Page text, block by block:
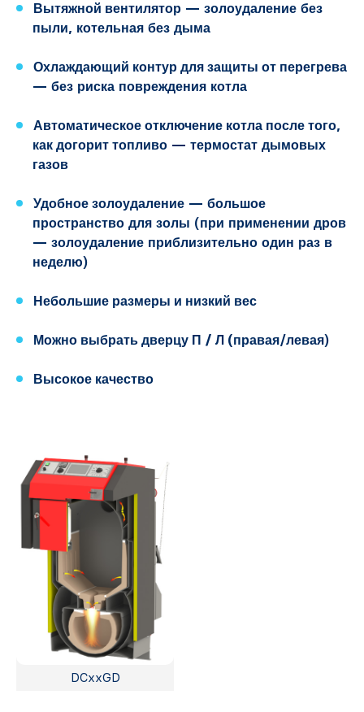
Вытяжной вентилятор — золоудаление без
пыли, котельная без дыма
Охлаждающий контур для защиты от перегрева
— без риска повреждения котла
Автоматическое отключение котла после того,
как догорит топливо — термостат дымовых
газов
Удобное золоудаление — большое
пространство для золы (при применении дров
— золоудаление приблизительно один раз в
неделю)
Небольшие размеры и низкий вес
Можно выбрать дверцу П / Л (правая/левая)
Высокое качество
DCxxGD